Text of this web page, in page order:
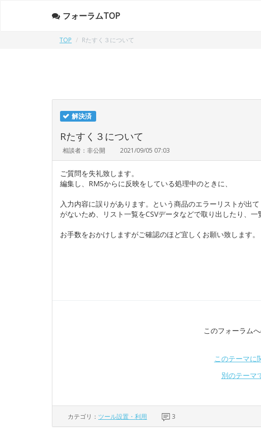
フォーラムTOP
TOP Rたすく３について
解決済
Rたすく３について
相談者：非公開 2021/09/05 07:03
ご質問を失礼致します。
編集し、RMSからに反映をしている処理中のときに、
入力内容に誤りがあります。という商品のエラーリストが出
がないため、リスト一覧をCSVデータなどで取り出したり、
お手数をおかけしますがご確認のほど宜しくお願い致します。
このフォーラム
このテーマに
別のテーマ
カテゴリ： ツール設置・利用 3